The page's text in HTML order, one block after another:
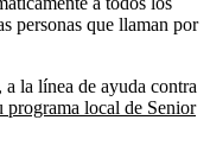
personas que llaman por
la línea de ayuda contra
programa local de Senior